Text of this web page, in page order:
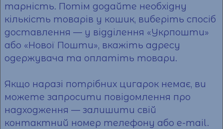
тарність. Потім додайте необхідну
кількість товарів у кошик, виберіть спосіб
доставлення — у відділення «Укрпошти»
або «Нової Пошти», вкажіть адресу
одержувача та оплатіть товари.
Якщо наразі потрібних цигарок немає, ви
можете запросити повідомлення про
надходження — залишити свій
контактний номер телефону або e-mail.